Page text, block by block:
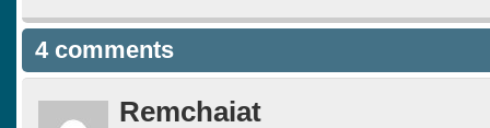
4 comments
Remchaiat